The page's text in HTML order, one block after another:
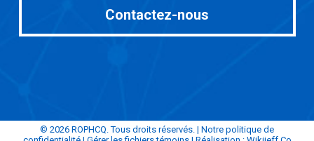
Contactez-nous
© 2026 ROPHCQ. Tous droits réservés. | Notre politique de